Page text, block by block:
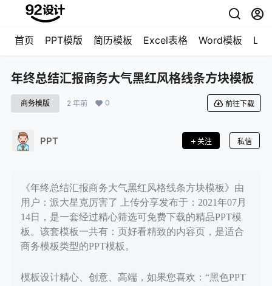
首页 PPT模版 简历模板 Excel表格 Word模板
年终总结汇报商务大气黑红风格线条方块模板
商务模版 2 年前 0 前往下载
PPT 关注 私信
《年终总结汇报商务大气黑红风格线条方块模板》由
用户：派大星克厉害了 上传分享发布于：2021年07月
14日，是一套经过精心筛选可免费下载的精品PPT模
板。该套模板一共有：页好看精致的内容页，是适合
商务模板类型的PPT模板。
模板设计精心、创意、高端，如果您喜欢：“黑色PPT